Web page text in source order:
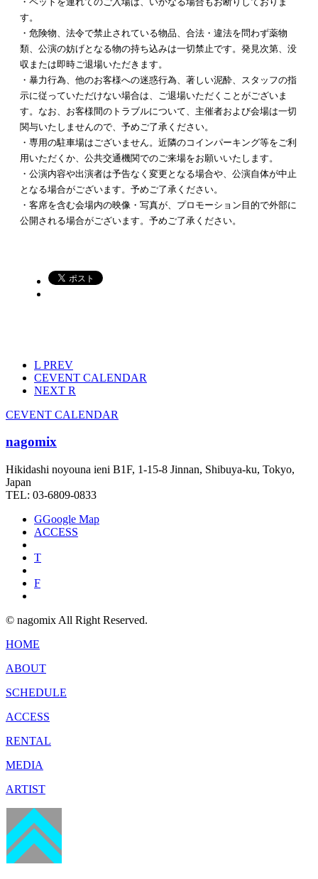
す。
・危険物、法令で禁止されている物品、合法・違法を問わず薬物
類、公演の妨げとなる物の持ち込みは一切禁止です。発見次第、没
収または即時ご退場いただきます。
・暴力行為、他のお客様への迷惑行為、著しい泥酔、スタッフの指
示に従っていただけない場合は、ご退場いただくことがございま
す。なお、お客様間のトラブルについて、主催者および会場は一切
関与いたしませんので、予めご了承ください。
・専用の駐車場はございません。近隣のコインパーキング等をご利
用いただくか、公共交通機関でのご来場をお願いいたします。
・公演内容や出演者は予告なく変更となる場合や、公演自体が中止
となる場合がございます。予めご了承ください。
・客席を含む会場内の映像・写真が、プロモーション目的で外部に
公開される場合がございます。予めご了承ください。
L PREV
CEVENT CALENDAR
NEXT R
CEVENT CALENDAR
nagomix
Hikidashi noyouna ieni B1F, 1-15-8 Jinnan, Shibuya-ku, Tokyo,
Japan
TEL: 03-6809-0833
GGoogle Map
ACCESS
T
F
© nagomix All Right Reserved.
HOME
ABOUT
SCHEDULE
ACCESS
RENTAL
MEDIA
ARTIST